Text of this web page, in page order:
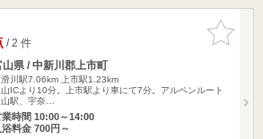
お気に入
りに追加
/ 2 件
山県 / 中新川郡上市町
川駅7.06km
上市駅1.23km
ICより10分。上市駅より車にて7分。アルペンルート
駅、宇奈…
業時間 10:00～14:00
浴料金 700円～